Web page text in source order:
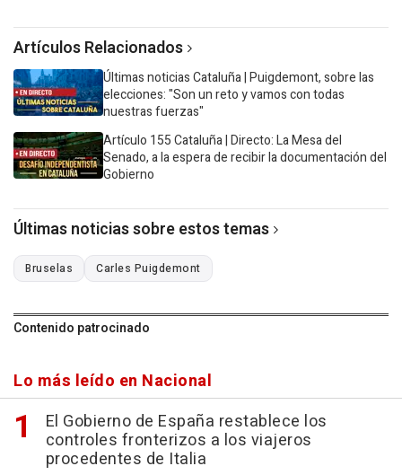
Artículos Relacionados
Últimas noticias Cataluña | Puigdemont, sobre las
elecciones: "Son un reto y vamos con todas
nuestras fuerzas"
Artículo 155 Cataluña | Directo: La Mesa del
Senado, a la espera de recibir la documentación del
Gobierno
Últimas noticias sobre estos temas
Bruselas Carles Puigdemont
Contenido patrocinado
Lo más leído en Nacional
El Gobierno de España restablece los
controles fronterizos a los viajeros
procedentes de Italia